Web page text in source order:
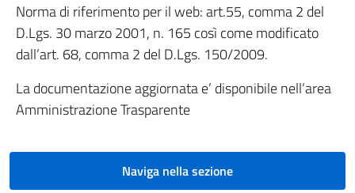
Norma di riferimento per il web: art.55, comma 2 del
D.Lgs. 30 marzo 2001, n. 165 così come modificato
dall’art. 68, comma 2 del D.Lgs. 150/2009.
La documentazione aggiornata e’ disponibile nell’area
Amministrazione Trasparente
Naviga nella sezione